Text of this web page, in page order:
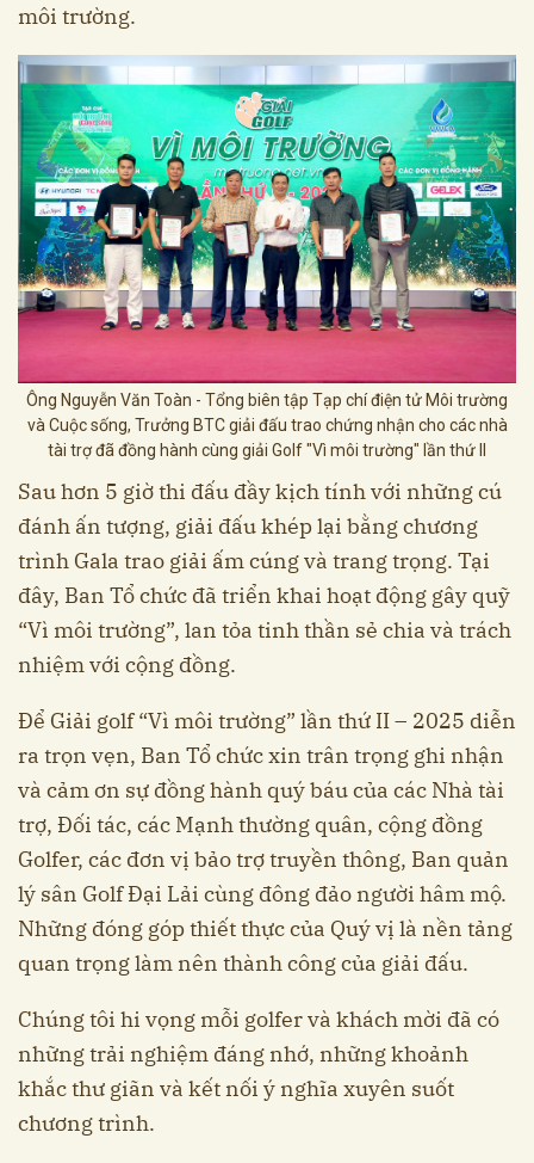
môi trường.
Ông Nguyễn Văn Toàn - Tổng biên tập Tạp chí điện tử Môi trường
và Cuộc sống, Trưởng BTC giải đấu trao chứng nhận cho các nhà
tài trợ đã đồng hành cùng giải Golf "Vì môi trường" lần thứ II
Sau hơn 5 giờ thi đấu đầy kịch tính với những cú
đánh ấn tượng, giải đấu khép lại bằng chương
trình Gala trao giải ấm cúng và trang trọng. Tại
đây, Ban Tổ chức đã triển khai hoạt động gây quỹ
“Vì môi trường”, lan tỏa tinh thần sẻ chia và trách
nhiệm với cộng đồng.
Để Giải golf “Vì môi trường” lần thứ II – 2025 diễn
ra trọn vẹn, Ban Tổ chức xin trân trọng ghi nhận
và cảm ơn sự đồng hành quý báu của các Nhà tài
trợ, Đối tác, các Mạnh thường quân, cộng đồng
Golfer, các đơn vị bảo trợ truyền thông, Ban quản
lý sân Golf Đại Lải cùng đông đảo người hâm mộ.
Những đóng góp thiết thực của Quý vị là nền tảng
quan trọng làm nên thành công của giải đấu.
Chúng tôi hi vọng mỗi golfer và khách mời đã có
những trải nghiệm đáng nhớ, những khoảnh
khắc thư giãn và kết nối ý nghĩa xuyên suốt
chương trình.